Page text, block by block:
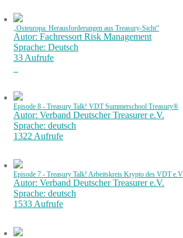
„Osteuropa: Herausforderungen aus Treasury-Sicht“
Autor: Fachressort Risk Management
Sprache: Deutsch
33 Aufrufe
Episode 8 - Treasury Talk! VDT Summerschool Treasury®
Autor: Verband Deutscher Treasurer e.V.
Sprache: deutsch
1322 Aufrufe
Episode 7 - Treasury Talk! Arbeitskreis Krypto des VDT e.V.
Autor: Verband Deutscher Treasurer e.V.
Sprache: deutsch
1533 Aufrufe